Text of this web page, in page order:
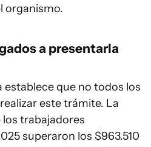
organismo.
a presentarla
que no todos los
este trámite. La
trabajadores
superaron los $963.510